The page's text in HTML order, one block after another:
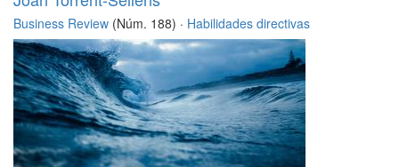
Business Review (Núm. 188) · Habilidades directivas